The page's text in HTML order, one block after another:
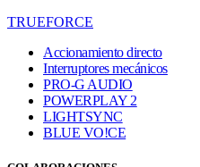
TRUEFORCE
Accionamiento directo
Interruptores mecánicos
PRO-G AUDIO
POWERPLAY 2
LIGHTSYNC
BLUE VO!CE